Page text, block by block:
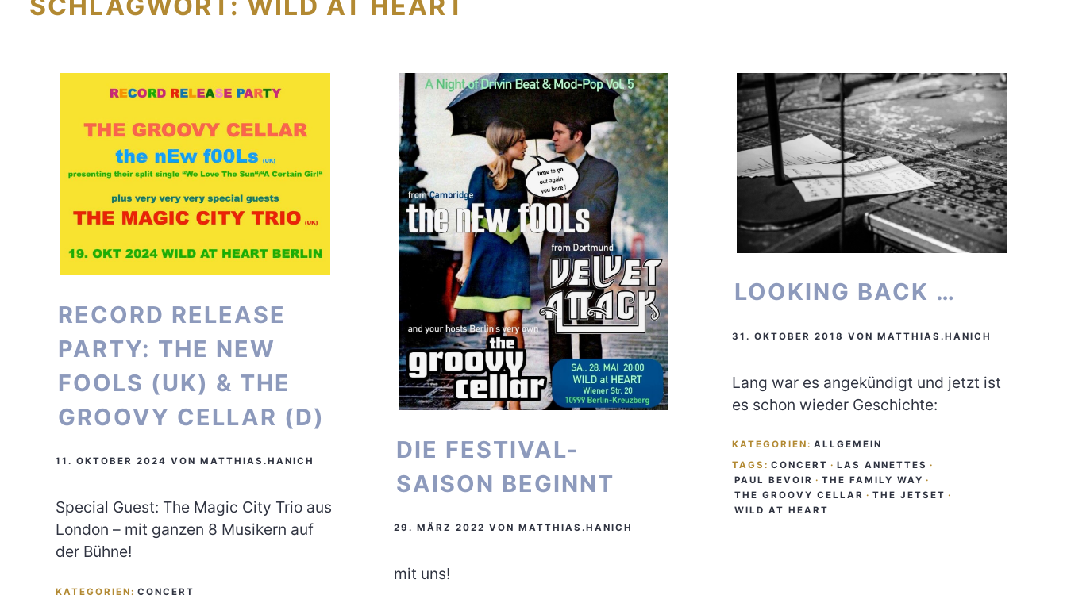
RECORD RELEASE
PARTY: THE NEW
FOOLS (UK) & THE
GROOVY CELLAR (D)
11. OKTOBER 2024 VONMATTHIAS.HANICH
Special Guest: The Magic City Trio aus
London – mit ganzen 8 Musikern auf
der Bühne!
KATEGORIEN: CONCERT
DIE FESTIVAL-
SAISON BEGINNT
29. MÄRZ 2022 VON MATTHIAS.HANICH
mit uns!
LOOKING BACK …
31. OKTOBER 2018 VON MATTHIAS.HANICH
Lang war es angekündigt und jetzt ist
es schon wieder Geschichte:
KATEGORIEN: ALLGEMEIN
TAGS: CONCERT · LAS ANNETTES ·
PAUL BEVOIR · THE FAMILY WAY ·
THE GROOVY CELLAR · THE JETSET ·
WILD AT HEART